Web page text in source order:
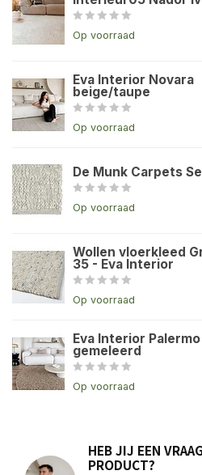
Op voorraad
Eva Interior Novara
beige/taupe
Op voorraad
De Munk Carpets
Op voorraad
Wollen vloerkleed
35 - Eva Interior
Op voorraad
Eva Interior
gemeleerd
Op voorraad
HEB JIJ EEN
PRODUCT?